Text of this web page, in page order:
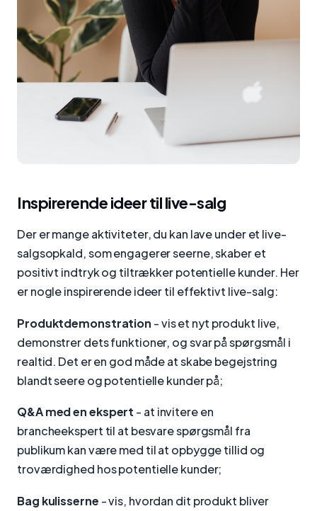
Inspirerende ideer til live-salg
Der er mange aktiviteter, du kan lave under et live-
salgsopkald, som engagerer seerne, skaber et
positivt indtryk og tiltrækker potentielle kunder. Her
er nogle inspirerende ideer til effektivt live-salg:
Produktdemonstration - vis et nyt produkt live,
demonstrer dets funktioner, og svar på spørgsmål i
realtid. Det er en god måde at skabe begejstring
blandt seere og potentielle kunder på;
Q&A med en ekspert - at invitere en
brancheekspert til at besvare spørgsmål fra
publikum kan være med til at opbygge tillid og
troværdighed hos potentielle kunder;
Bag kulisserne - vis, hvordan dit produkt bliver